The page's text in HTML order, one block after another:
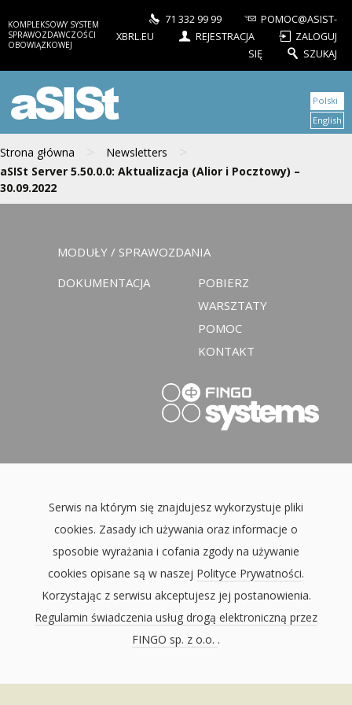
KOMPLEKSOWY SYSTEM
SPRAWOZDAWCZOŚCI
OBOWIĄZKOWEJ
71 332 99 99
POMOC@ASIST-
XBRL.EU
REJESTRACJA
ZALOGUJ
SIĘ
SZUKAJ
aSISt
Strona główna > Newsletters >
aSISt Server 5.50.0.0: Aktualizacja (Alior i Pocztowy) –
30.09.2022
Polski
English
MODUŁY / SPRAWOZDANIA
DOKUMENTACJA
POBIERZ
WARSZTATY
POMOC
KONTAKT
Serwis na którym się znajdujesz wykorzystuje pliki
cookies. Zasady ich używania oraz informacje o
sposobie wyrażania i cofania zgody na używanie
cookies opisane są w naszej Polityce Prywatności.
Korzystając z serwisu akceptujesz jej postanowienia.
Regulamin świadczenia usług drogą elektroniczną przez
FINGO sp. z o.o. .